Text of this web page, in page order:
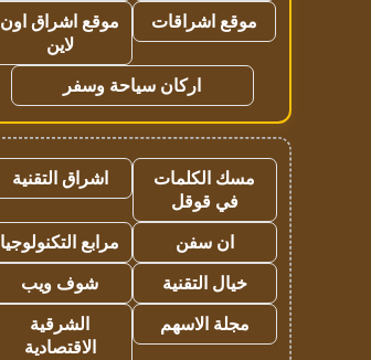
موقع اشراقات
موقع اشراق اون
لاين
اركان سياحة وسفر
مسك الكلمات
في قوقل
اشراق التقنية
ان سفن
مرابع التكنولوجيا
خيال التقنية
شوف ويب
مجلة الاسهم
الشرقية
الاقتصادية